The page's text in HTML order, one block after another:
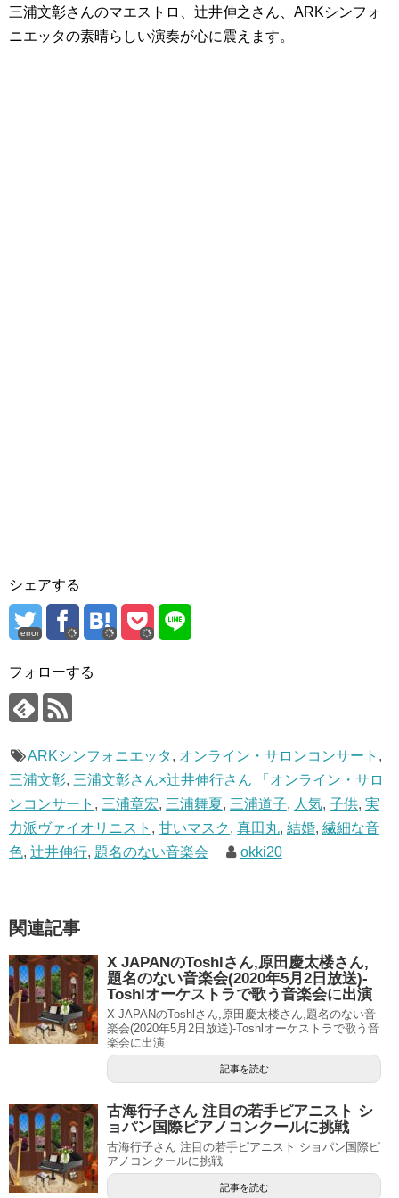
三浦文彰さんのマエストロ、辻井伸之さん、ARKシンフォ
ニエッタの素晴らしい演奏が心に震えます。
シェアする
error
フォローする
ARKシンフォニエッタ, オンライン・サロンコンサート ,
三浦文彰, 三浦文彰さん×辻井伸行さん 「オンライン・サロ
ンコンサート , 三浦章宏, 三浦舞夏, 三浦道子, 人気, 子供, 実
力派ヴァイオリニスト , 甘いマスク , 真田丸, 結婚, 繊細な音
色, 辻井伸行, 題名のない音楽会 okki20
関連記事
X JAPANのToshlさん,原田慶太楼さん,
題名のない音楽会(2020年5月2日放送)-
Toshlオーケストラで歌う音楽会に出演
X JAPANのToshlさん,原田慶太楼さん,題名のない音
楽会(2020年5月2日放送)-Toshlオーケストラで歌う音
楽会に出演
記事を読む
古海行子さん 注目の若手ピアニスト シ
ョパン国際ピアノコンクールに挑戦
古海行子さん 注目の若手ピアニスト ショパン国際ピ
アノコンクールに挑戦
記事を読む